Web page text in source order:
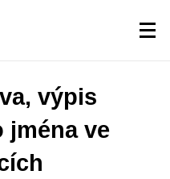
výpis
jména ve